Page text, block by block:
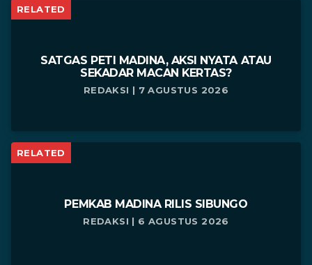
RELATED
SATGAS PETI MADINA, AKSI NYATA ATAU
SEKADAR MACAN KERTAS?
REDAKSI | 7 AGUSTUS 2026
RELATED
PEMKAB MADINA RILIS SIBUNGO
REDAKSI | 6 AGUSTUS 2026